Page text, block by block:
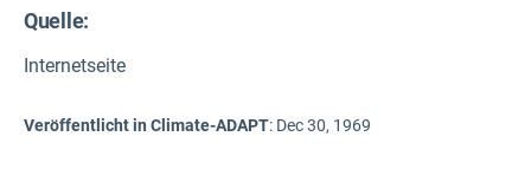
Quelle:
Internetseite
Veröffentlicht in Climate-ADAPT: Dec 30, 1969